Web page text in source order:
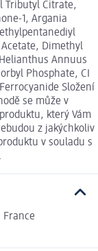
Tributyl Citrate,
1, Argania
Dimethyl
Annuus
Phosphate, CI
Složení
se může v
který Vám
z jakýchkoliv
v souladu s
France